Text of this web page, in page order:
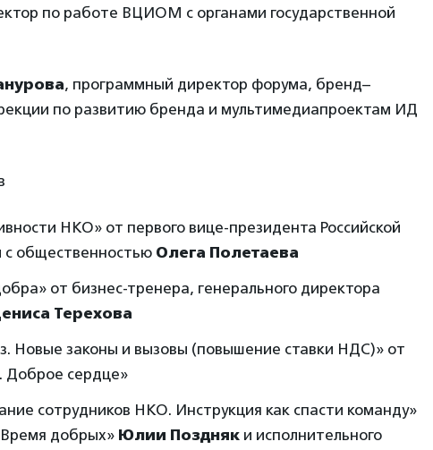
по работе ВЦИОМ с органами государственной
, программный директор форума, бренд–
по развитию бренда и мультимедиапроектам ИД
НКО» от первого вице-президента Российской
с общественностью Олега Полетаева
от бизнес-тренера, генерального директора
Терехова
Новые законы и вызовы (повышение ставки НДС)» от
сердце»
сотрудников НКО. Инструкция как спасти команду»
добрых» Юлии Поздняк и исполнительного